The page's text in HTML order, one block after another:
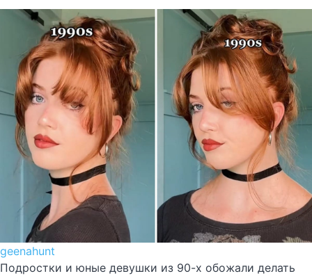
geenahunt
Подростки и юные девушки из 90-х обожали делать